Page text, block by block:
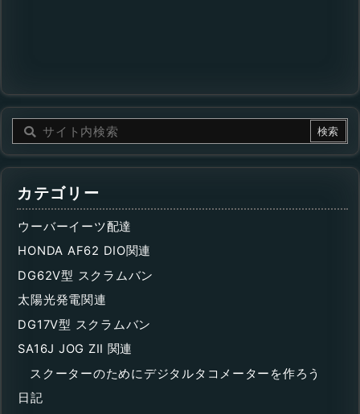
カテゴリー
ウーバーイーツ配達
HONDA AF62 DIO関連
DG62V型 スクラムバン
太陽光発電関連
DG17V型 スクラムバン
SA16J JOG ZII 関連
スクーターのためにデジタルタコメーターを作ろう
日記